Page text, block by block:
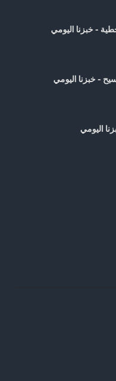
- خبزنا اليومي
- خبزنا اليومي
اليومي